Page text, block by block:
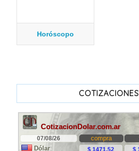
Horóscopo
COTIZACIONES